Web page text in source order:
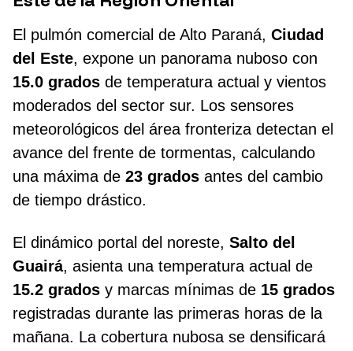
El pulmón comercial de Alto Paraná, Ciudad
del Este, expone un panorama nuboso con
15.0 grados de temperatura actual y vientos
moderados del sector sur. Los sensores
meteorológicos del área fronteriza detectan el
avance del frente de tormentas, calculando
una máxima de 23 grados antes del cambio
de tiempo drástico.
El dinámico portal del noreste, Salto del
Guairá, asienta una temperatura actual de
15.2 grados y marcas mínimas de 15 grados
registradas durante las primeras horas de la
mañana. La cobertura nubosa se densificará